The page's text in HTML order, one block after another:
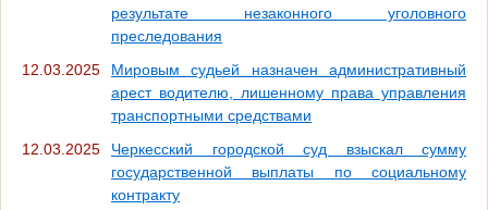
результате незаконного уголовного
преследования
12.03.2025
Мировым судьей назначен административный
арест водителю, лишенному права управления
транспортными средствами
12.03.2025
Черкесский городской суд взыскал сумму
государственной выплаты по социальному
контракту